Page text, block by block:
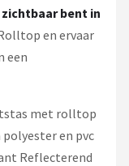
bent in
en ervaar
een
met rolltop
en pvc
Reflecterend